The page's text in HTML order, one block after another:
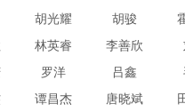
胡光耀 胡骏
林英睿 李善欣
罗洋 吕鑫
谭昌杰 唐晓斌